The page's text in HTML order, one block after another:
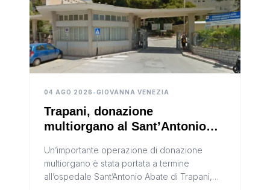
04 AGO 2026 •GIOVANNA VENEZIA
Trapani, donazione
multiorgano al Sant’Antonio
salvano altre vite
Un’importante operazione di donazione
multiorgano è stata portata a termine
all’ospedale Sant’Antonio Abate di Trapani,